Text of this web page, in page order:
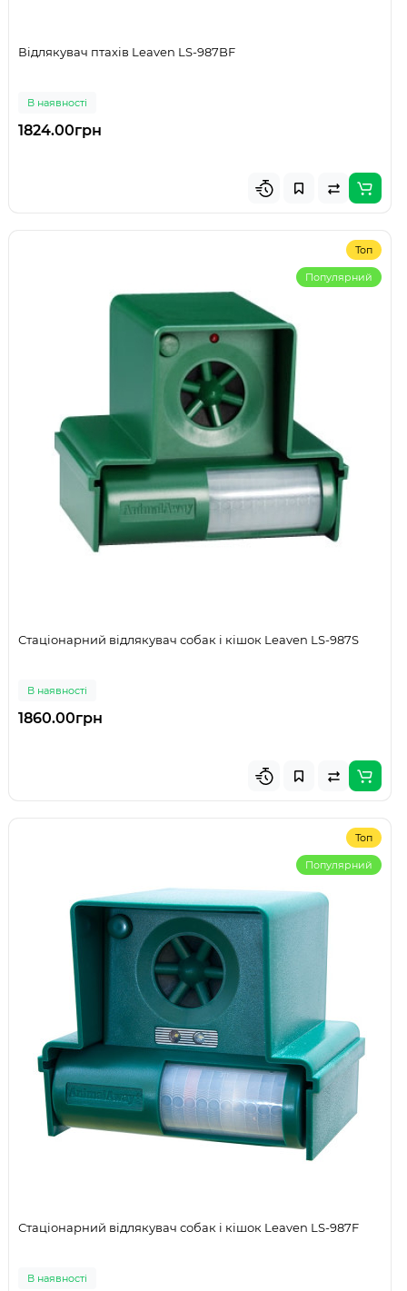
Відлякувач птахів Leaven LS-987BF
В наявності
1824.00грн
Топ
Популярний
Стаціонарний відлякувач собак і кішок Leaven LS-987S
В наявності
1860.00грн
Топ
Популярний
Стаціонарний відлякувач собак і кішок Leaven LS-987F
В наявності